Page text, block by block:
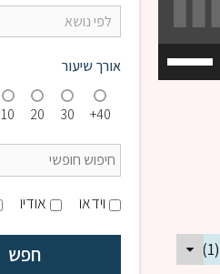
למעלה/למטה
להגביר
אורך שיעור
10 20 30 40+
וידאו אודיו